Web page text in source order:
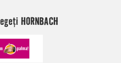
HORNBACH